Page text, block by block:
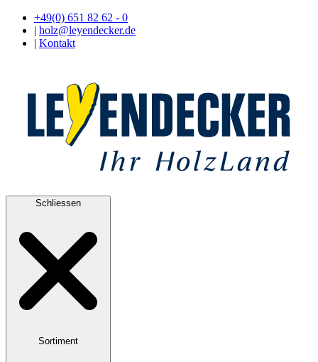
+49(0) 651 82 62 - 0
| holz@leyendecker.de
| Kontakt
Schliessen
Sortiment